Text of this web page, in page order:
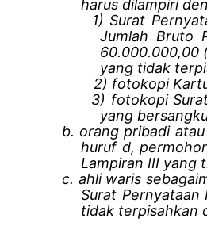
harus dilampiri
1) Surat
Jumlah Bruto
60.000.000,00
yang tidak
2) fotokopi
3) fotokopi
yang
b. orang pribadi
huruf d,
Lampiran III yang
c. ahli waris
Surat Pernyataan
tidak terpisahkan